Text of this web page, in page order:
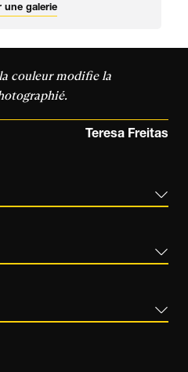
une galerie
couleur modifie la
Teresa Freitas